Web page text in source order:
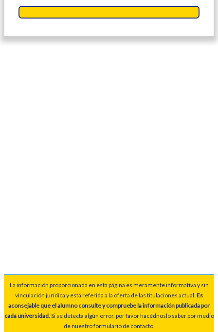
La información proporcionada en esta página es meramente informativa y sin
vinculación jurídica y está referida a la oferta de las titulaciones actual. Es
aconsejable que el alumno consulte y compruebe la información publicada por
cada universidad. Si se detecta algún error, por favor hacédnoslo saber por medio
de nuestro formulario de contacto.